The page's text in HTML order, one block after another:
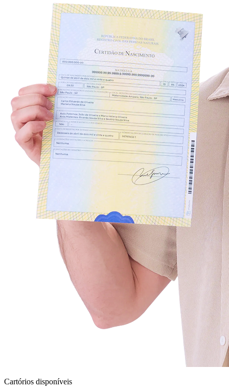
Cartórios disponíveis